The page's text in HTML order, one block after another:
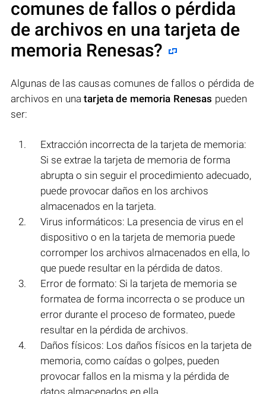
comunes de fallos o pérdida
de archivos en una tarjeta de
memoria Renesas?
Algunas de las causas comunes de fallos o pérdida de
archivos en unatarjeta de memoria Renesas pueden
ser:
Extracción incorrecta de la tarjeta de memoria:
Si se extrae la tarjeta de memoria de forma
abrupta o sin seguir el procedimiento adecuado,
puede provocar daños en los archivos
almacenados en la tarjeta.
Virus informáticos: La presencia de virus en el
dispositivo o en la tarjeta de memoria puede
corromper los archivos almacenados en ella, lo
que puede resultar en la pérdida de datos.
Error de formato: Si la tarjeta de memoria se
formatea de forma incorrecta o se produce un
error durante el proceso de formateo, puede
resultar en la pérdida de archivos.
Daños físicos: Los daños físicos en la tarjeta de
memoria, como caídas o golpes, pueden
provocar fallos en la misma y la pérdida de